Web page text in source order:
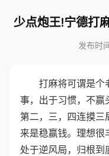
少点炮王!宁德打
发布时
打麻将可谓是个
事，出于习惯，不赢
第二，三，四连摸
来是稳赢钱。理想
处于逆风局，归根到